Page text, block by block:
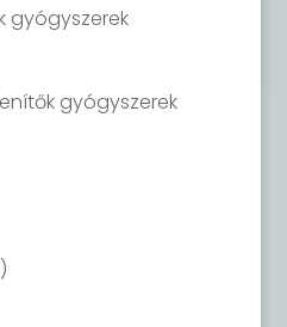
gyógyszerek
gyógyszerek